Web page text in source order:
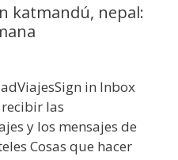
katmandú, nepal:
in Inbox
las
y los mensajes de
Cosas que hacer